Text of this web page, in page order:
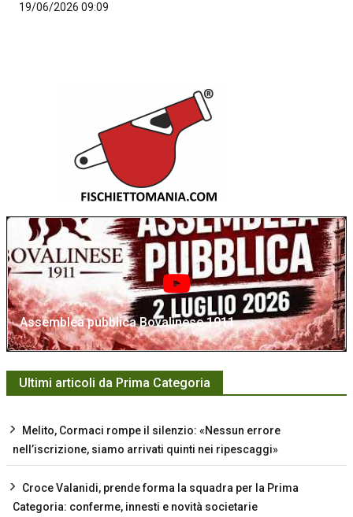
19/06/2026 09:09
Assemblea pubblica Bovalinese 1911
Ultimi articoli da Prima Categoria
Melito, Cormaci rompe il silenzio: «Nessun errore
nell’iscrizione, siamo arrivati quinti nei ripescaggi»
Croce Valanidi, prende forma la squadra per la Prima
Categoria: conferme, innesti e novità societarie